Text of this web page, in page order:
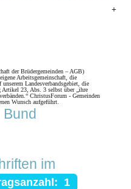
der Brüdergemeinden – AGB)
Arbeitsgemeinschaft, die
Landesverbandsgebiet, die
Artikel 23, Abs. 3 selbst über „ihre
ChristusForum - Gemeinden
Wunsch aufgeführt.
Bund
im
1